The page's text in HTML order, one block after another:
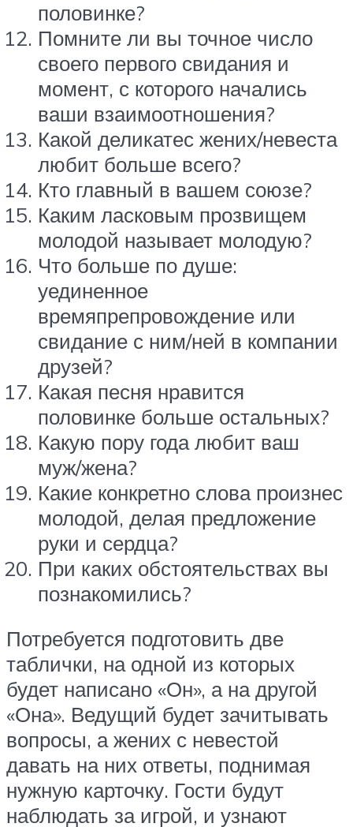
половинке?
Помните ли вы точное число
своего первого свидания и
момент, с которого начались
ваши взаимоотношения?
Какой деликатес жених/невеста
любит больше всего?
Кто главный в вашем союзе?
Каким ласковым прозвищем
молодой называет молодую?
Что больше по душе:
уединенное
времяпрепровождение или
свидание с ним/ней в компании
друзей?
Какая песня нравится
половинке больше остальных?
Какую пору года любит ваш
муж/жена?
Какие конкретно слова произнес
молодой, делая предложение
руки и сердца?
При каких обстоятельствах вы
познакомились?
Потребуется подготовить две
таблички, на одной из которых
будет написано «Он», а на другой
«Она». Ведущий будет зачитывать
вопросы, а жених с невестой
давать на них ответы, поднимая
нужную карточку. Гости будут
наблюдать за игрой, и узнают